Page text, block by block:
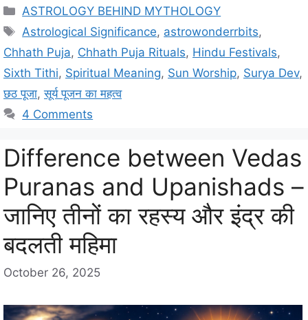
C
a
e
g
o
r
e
ASTROLOGY BEHIND MYTHOLOGY
T
s
Astrological Significance, astrowonderrbits,
Chhath Puja, Chhath Puja Rituals, Hindu Festivals,
Sixth Tithi, Spiritual Meaning, Sun Worship, Surya Dev,
छठ पूजा,सूर्य पूजन का महत्व
4 Comments
Difference between Vedas
Puranas and Upanishads –
जानिए तीनों का रहस्य और इंद्र की
बदलती महिमा
October 26, 2025